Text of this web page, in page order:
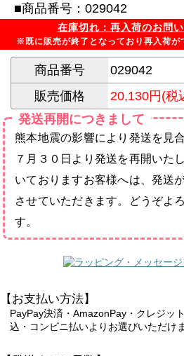
■商品番号：029042
在庫切れ：再入荷のお問
※既に販売が終了となっており再入荷が
商品番号
029042
販売価格
20,130円(税
発送再開につきまして
熊本地震の影響により発送を見
７月３０日より発送を再開いた
いておりますお客様へは、発送
させていただきます。どうぞよ
す。
【お支払い方法】
PayPay決済・AmazonPay・クレジッ
込・コンビニ払いよりお選びいただけま